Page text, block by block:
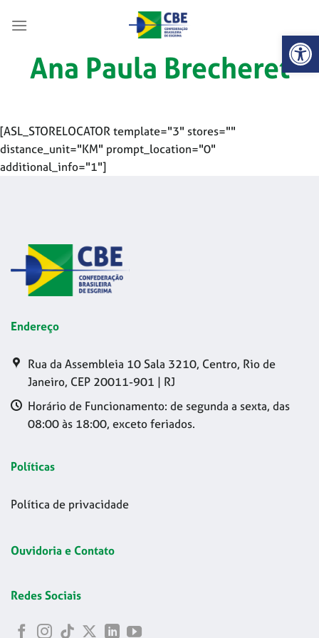
Abrir
Ana Paula Brecheret
[ASL_STORELOCATOR template="3" stores=""
distance_unit="KM" prompt_location="0"
additional_info="1"]
Endereço
Rua da Assembleia 10 Sala 3210, Centro, Rio de
Janeiro, CEP 20011-901 | RJ
Horário de Funcionamento: de segunda a sexta, das
08:00 às 18:00, exceto feriados.
Políticas
Política de privacidade
Ouvidoria e Contato
Redes Sociais